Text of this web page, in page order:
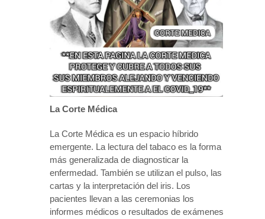
La Corte Médica
La Corte Médica es un espacio híbrido
emergente. La lectura del tabaco es la forma
más generalizada de diagnosticar la
enfermedad. También se utilizan el pulso, las
cartas y la interpretación del iris. Los
pacientes llevan a las ceremonias los
informes médicos o resultados de exámenes